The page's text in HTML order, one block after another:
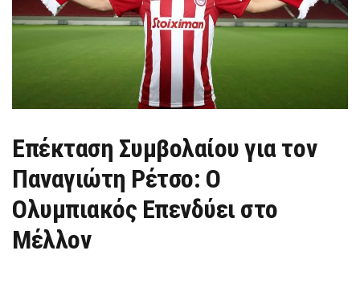
Επέκταση Συμβολαίου για τον
Παναγιώτη Ρέτσο: Ο
Ολυμπιακός Επενδύει στο
Μέλλον